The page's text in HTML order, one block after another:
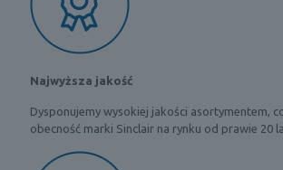
Najwyższa jakość
Dysponujemy wysokiej jakości asortymentem,
obecność marki Sinclair na rynku od prawie 20